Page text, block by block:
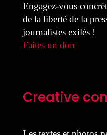
Engagez-vous
de la liberté de la
journalistes exilés !
Faites un don
Creative